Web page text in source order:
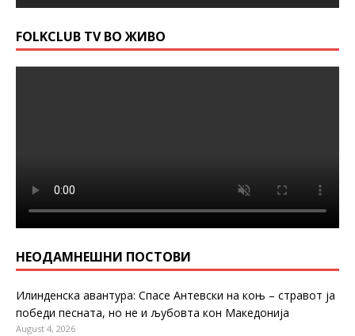
FOLKCLUB TV ВО ЖИВО
НЕОДАМНЕШНИ ПОСТОВИ
Илинденска авантура: Спасе Антевски на коњ – стравот ја
победи песната, но не и љубовта кон Македонија
August 4, 2026